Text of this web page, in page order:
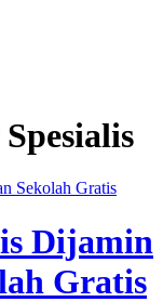
Sekolah Gratis
Dijamin
Gratis